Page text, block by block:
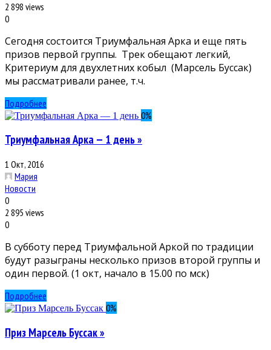
2 898 views
0
Сегодня состоится Триумфальная Арка и еще пять
призов первой группы. Трек обещают легкий,
Критериум для двухлетних кобыл (Марсель Буссак)
мы рассматривали ранее, т.ч.
Подробнее
0%
Триумфальная Арка — 1 день »
1 Окт, 2016
Мария
Новости
0
2 895 views
0
В субботу перед Триумфальной Аркой по традиции
будут разыграны несколько призов второй группы и
один первой. (1 окт, начало в 15.00 по мск)
Подробнее
0%
Приз Марсель Буссак »